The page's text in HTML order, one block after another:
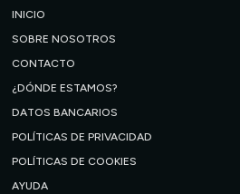
INICIO
SOBRE NOSOTROS
CONTACTO
¿DÓNDE ESTAMOS?
DATOS BANCARIOS
POLÍTICAS DE PRIVACIDAD
POLÍTICAS DE COOKIES
AYUDA